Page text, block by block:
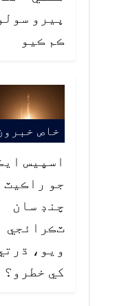
ڀيرو
ڪم ڪيو
خاص
اسپيس
جو راڪيٽ
چنڊ سان
ٽڪرائجي
ويو،
کي خطرو؟